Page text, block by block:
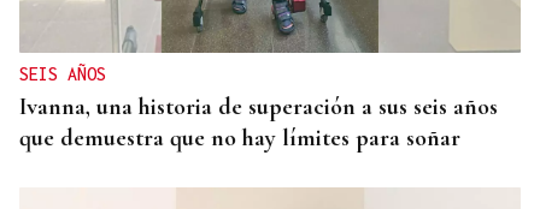
SEIS AÑOS
Ivanna, una historia de superación a sus seis años
que demuestra que no hay límites para soñar